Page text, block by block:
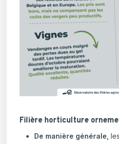
Filière horticulture
De manière générale,